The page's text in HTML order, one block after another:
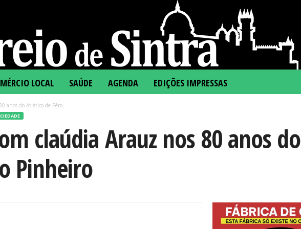
LOCAL SAÚDE AGENDA EDIÇÕES IMPRESSAS
anos do Atlético de Pêro...
claúdia Arauz nos 80 anos do
Pinheiro